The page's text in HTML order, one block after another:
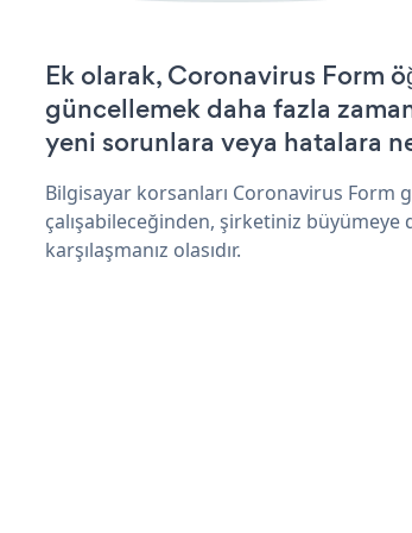
Ek olarak, Coronavirus Form
güncellemek daha fazla
yeni sorunlara veya hatalara
Bilgisayar korsanları Coronavirus Form
çalışabileceğinden, şirketiniz
karşılaşmanız olasıdır.